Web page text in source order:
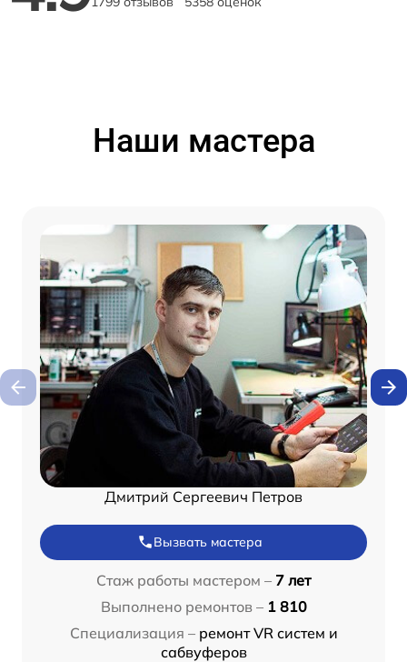
Наши мастера
Дмитрий Сергеевич Петров
Вызвать мастера
Стаж работы мастером – 7 лет
Выполнено ремонтов – 1 810
Специализация – ремонт VR систем и
сабвуферов